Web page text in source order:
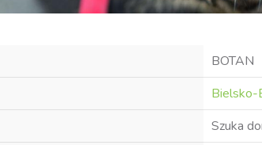
BOTAN
Bielsko-
Szuka